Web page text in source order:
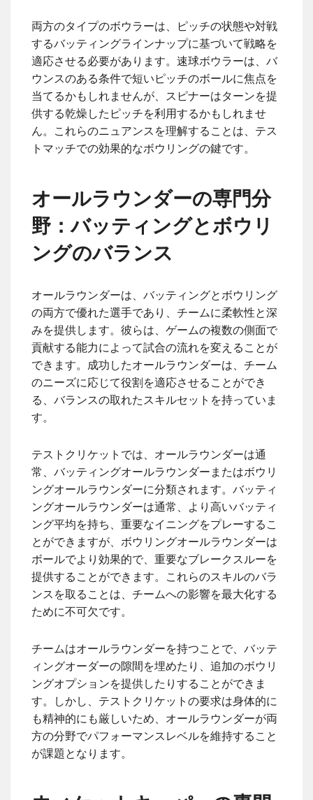
両方のタイプのボウラーは、ピッチの状態や対戦
するバッティングラインナップに基づいて戦略を
適応させる必要があります。速球ボウラーは、バ
ウンスのある条件で短いピッチのボールに焦点を
当てるかもしれませんが、スピナーはターンを提
供する乾燥したピッチを利用するかもしれませ
ん。これらのニュアンスを理解することは、テス
トマッチでの効果的なボウリングの鍵です。
オールラウンダーの専門分
野：バッティングとボウリ
ングのバランス
オールラウンダーは、バッティングとボウリング
の両方で優れた選手であり、チームに柔軟性と深
みを提供します。彼らは、ゲームの複数の側面で
貢献する能力によって試合の流れを変えることが
できます。成功したオールラウンダーは、チーム
のニーズに応じて役割を適応させることができ
る、バランスの取れたスキルセットを持っていま
す。
テストクリケットでは、オールラウンダーは通
常、バッティングオールラウンダーまたはボウリ
ングオールラウンダーに分類されます。バッティ
ングオールラウンダーは通常、より高いバッティ
ング平均を持ち、重要なイニングをプレーするこ
とができますが、ボウリングオールラウンダーは
ボールでより効果的で、重要なブレークスルーを
提供することができます。これらのスキルのバラ
ンスを取ることは、チームへの影響を最大化する
ために不可欠です。
チームはオールラウンダーを持つことで、バッテ
ィングオーダーの隙間を埋めたり、追加のボウリ
ングオプションを提供したりすることができま
す。しかし、テストクリケットの要求は身体的に
も精神的にも厳しいため、オールラウンダーが両
方の分野でパフォーマンスレベルを維持すること
が課題となります。